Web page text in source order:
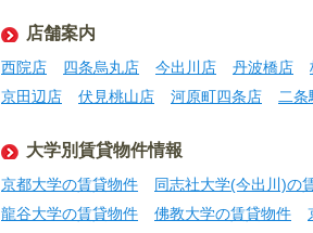
店舗案内
西院店 四条烏丸店 今出川店 丹波橋店
京田辺店
伏見桃山店 河原町四条店 二
大学別賃貸物件情報
京都大学の賃貸物件 同志社大学(今出川)の
龍谷大学の賃貸物件
佛教大学の賃貸物件